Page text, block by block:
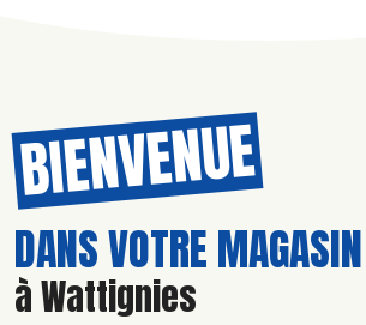
BIENVENUE
DANS VOTRE
à Wattignies